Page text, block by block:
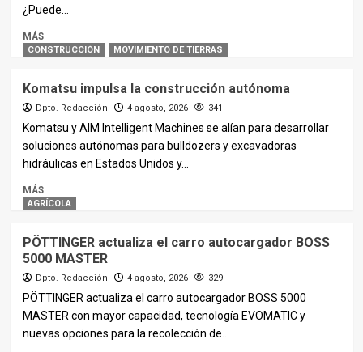
¿Puede...
MÁS
CONSTRUCCIÓN MOVIMIENTO DE TIERRAS
Komatsu impulsa la construcción autónoma
Dpto. Redacción 4 agosto, 2026 341
Komatsu y AIM Intelligent Machines se alían para desarrollar
soluciones autónomas para bulldozers y excavadoras
hidráulicas en Estados Unidos y...
MÁS
AGRÍCOLA
PÖTTINGER actualiza el carro autocargador BOSS
5000 MASTER
Dpto. Redacción 4 agosto, 2026 329
PÖTTINGER actualiza el carro autocargador BOSS 5000
MASTER con mayor capacidad, tecnología EVOMATIC y
nuevas opciones para la recolección de...